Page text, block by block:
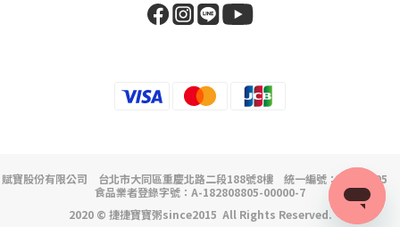
賦寶股份有限公司 台北市大同區重慶北路二段188號8樓 統一編號：82808805
食品業者登錄字號：A-182808805-00000-7
2020 © 捷捷寶寶粥since2015 All Rights Reserved.